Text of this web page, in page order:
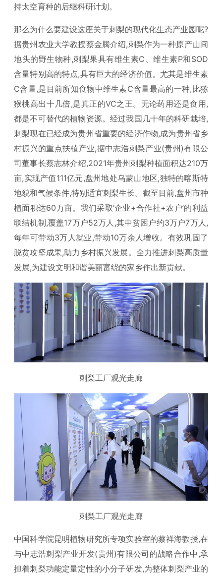
持太空育种的后继科研计划。
那么为什么要建设这座关于刺梨的现代化生态产业园呢?
据贵州农业大学教授蔡金腾介绍,刺梨作为一种原产山间
地头的野生物种,刺梨果具有维生素C、维生素P和SOD
含量特别高的特点,具有巨大的经济价值。尤其是维生素
C含量,是目前所知食物中维生素C含量最高的一种,比猕
猴桃高出十几倍,是真正的VC之王。无论药用还是食用,
都是不可替代的植物资源。经过我国几十年的科研栽培,
刺梨现在已经成为贵州省重要的经济作物,成为贵州省乡
村振兴的重点扶植产业,据中志浩刺梨产业(贵州)有限公
司董事长蔡志林介绍,2021年贵州刺梨种植面积达210万
亩,实现产值111亿元,盘州地处乌蒙山地区,独特的喀斯特
地貌和气候条件,特别适宜刺梨生长。截至目前,盘州市种
植面积达60万亩。我们采取‘企业+合作社+农户’的利益
联结机制,覆盖17万户52万人,其中贫困户约3万户7万人,
每年可带动3万人就业,带动10万余人增收。有效巩固了
脱贫攻坚成果,助力乡村振兴发展。全力推进刺梨高质量
发展,为建设文明和谐美丽富绕的家乡作出新贡献。
刺梨工厂观光走廊
刺梨工厂观光走廊
中国科学院昆明植物研究所专项实验室的蔡祥海教授,在
与中志浩刺梨产业开发(贵州)有限公司的战略合作中,承
担着刺梨功能定量定性的小分子研发,为整体刺梨产业的